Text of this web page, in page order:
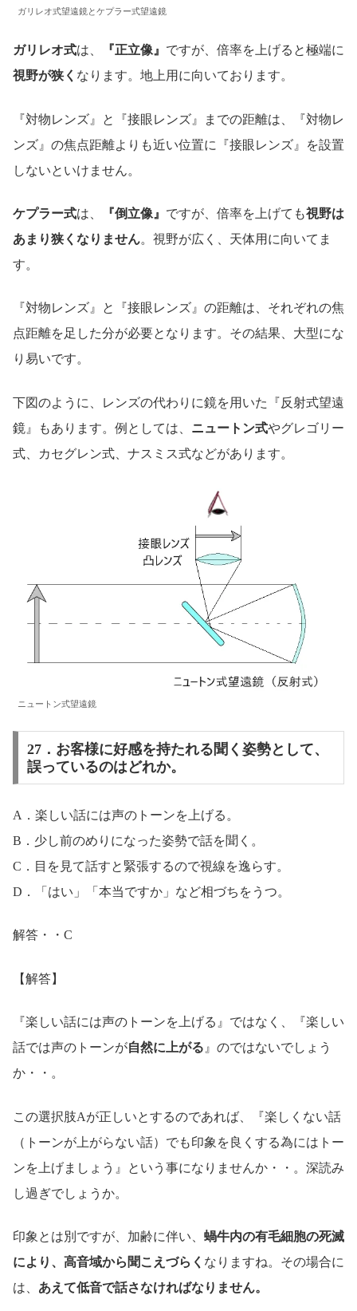
ガリレオ式望遠鏡とケプラー式望遠鏡
ガリレオ式は、 『正立像』 ですが、倍率を上げると極端に
視野が狭く なります。地上用に向いております。
『対物レンズ』と『接眼レンズ』までの距離は、『対物レ
ンズ』の焦点距離よりも近い位置に『接眼レンズ』を設置
しないといけません。
ケプラー式は、 『倒立像』 ですが、倍率を上げても視野は
あまり狭くなりません。視野が広く、天体用に向いてま
す。
『対物レンズ』と『接眼レンズ』の距離は、それぞれの焦
点距離を足した分が必要となります。その結果、大型にな
り易いです。
下図のように、レンズの代わりに鏡を用いた『反射式望遠
鏡』もあります。例としては、 ニュートン式やグレゴリー
式、カセグレン式、ナスミス式などがあります。
ニュートン式望遠鏡
27．お客様に好感を持たれる聞く姿勢として、
誤っているのはどれか。
A．楽しい話には声のトーンを上げる。
B．少し前のめりになった姿勢で話を聞く。
C．目を見て話すと緊張するので視線を逸らす。
D．「はい」「本当ですか」など相づちをうつ。
解答・・C
【解答】
『楽しい話には声のトーンを上げる』ではなく、『楽しい
話では声のトーンが自然に上がる 』のではないでしょう
か・・。
この選択肢Aが正しいとするのであれば、『楽しくない話
（トーンが上がらない話）でも印象を良くする為にはトー
ンを上げましょう』という事になりませんか・・。深読み
し過ぎでしょうか。
印象とは別ですが、加齢に伴い、 蝸牛内の有毛細胞の死滅
により、高音域から聞こえづらく なりますね。その場合に
は、 あえて低音で話さなければなりません。